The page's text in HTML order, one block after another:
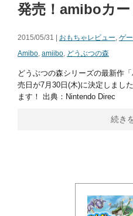
発売！amiboカー
2015/05/31 | おもちゃレビュー, ゲ
Amibo, amiibo, どうぶつの森
どうぶつの森シリーズの最新作
売日が7月30日(木)に決定しまし
ます！ 出典：Nintendo Direc
続き